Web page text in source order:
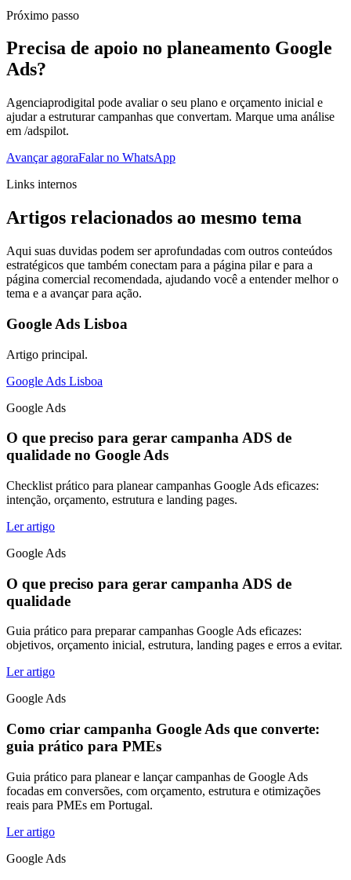
Próximo passo
Precisa de apoio no planeamento Google
Ads?
Agenciaprodigital pode avaliar o seu plano e orçamento inicial e
ajudar a estruturar campanhas que convertam. Marque uma análise
em /adspilot.
Avançar agoraFalar no WhatsApp
Links internos
Artigos relacionados ao mesmo tema
Aqui suas duvidas podem ser aprofundadas com outros conteúdos
estratégicos que também conectam para a página pilar e para a
página comercial recomendada, ajudando você a entender melhor o
tema e a avançar para ação.
Google Ads Lisboa
Artigo principal.
Google Ads Lisboa
Google Ads
O que preciso para gerar campanha ADS de
qualidade no Google Ads
Checklist prático para planear campanhas Google Ads eficazes:
intenção, orçamento, estrutura e landing pages.
Ler artigo
Google Ads
O que preciso para gerar campanha ADS de
qualidade
Guia prático para preparar campanhas Google Ads eficazes:
objetivos, orçamento inicial, estrutura, landing pages e erros a evitar.
Ler artigo
Google Ads
Como criar campanha Google Ads que converte:
guia prático para PMEs
Guia prático para planear e lançar campanhas de Google Ads
focadas em conversões, com orçamento, estrutura e otimizações
reais para PMEs em Portugal.
Ler artigo
Google Ads